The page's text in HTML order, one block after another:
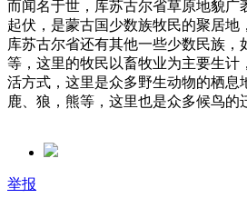
而闻名于世，库苏古尔省草原地貌广
起伏，是蒙古国少数族牧民的聚居地
库苏古尔省还有其他一些少数民族，
等，这里的牧民以畜牧业为主要生计
活方式，这里是众多野生动物的栖息
鹿、狼，熊等，这里也是众多候鸟的
举报